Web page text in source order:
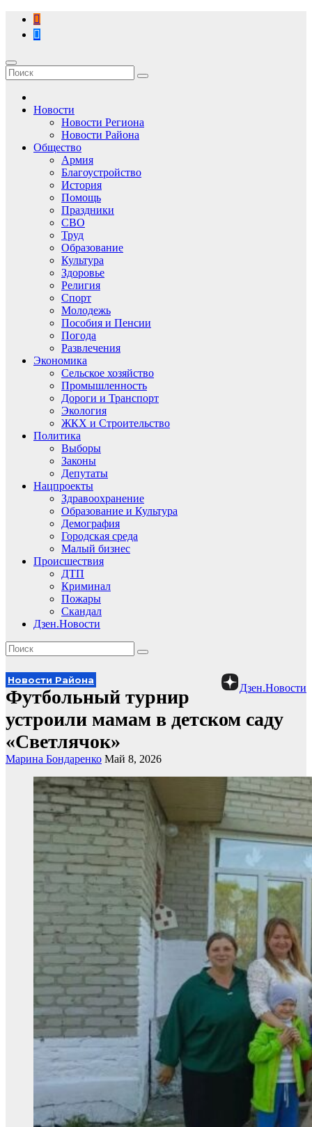
Перейти
содержимому
Новости
Новости Региона
Новости Района
Общество
Армия
Благоустройство
История
Помощь
Праздники
СВО
Труд
Образование
Культура
Здоровье
Религия
Спорт
Молодежь
Пособия и Пенсии
Погода
Развлечения
Экономика
Сельское хозяйство
Промышленность
Дороги и Транспорт
Экология
ЖКХ и Строительство
Политика
Выборы
Законы
Депутаты
Нацпроекты
Здравоохранение
Образование и Культура
Демография
Городская среда
Малый бизнес
Происшествия
ДТП
Криминал
Пожары
Скандал
Дзен.Новости
Дзен.Новости
Новости Района
Футбольный турнир
устроили мамам в детском саду
«Светлячок»
Марина Бондаренко Май 8, 2026